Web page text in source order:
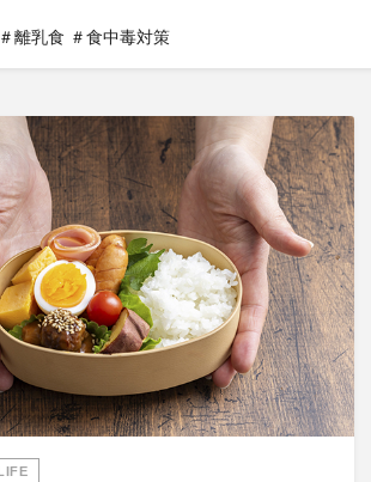
＃離乳食 ＃食中毒対策
LIFE